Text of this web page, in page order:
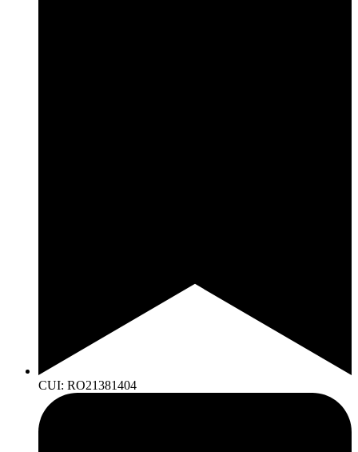
CUI: RO21381404